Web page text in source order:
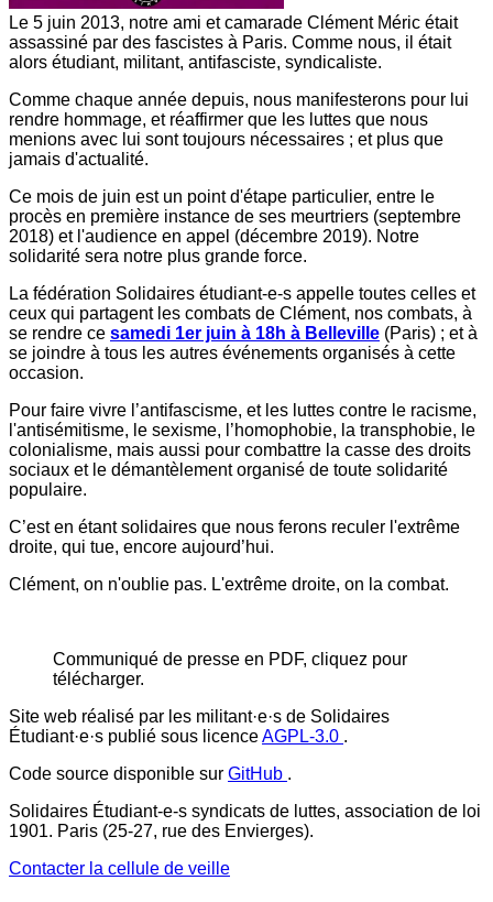
Le 5 juin 2013, notre ami et camarade Clément Méric était
assassiné par des fascistes à Paris. Comme nous, il était
alors étudiant, militant, antifasciste, syndicaliste.
Comme chaque année depuis, nous manifesterons pour lui
rendre hommage, et réaffirmer que les luttes que nous
menions avec lui sont toujours nécessaires ; et plus que
jamais d'actualité.
Ce mois de juin est un point d'étape particulier, entre le
procès en première instance de ses meurtriers (septembre
2018) et l'audience en appel (décembre 2019). Notre
solidarité sera notre plus grande force.
La fédération Solidaires étudiant-e-s appelle toutes celles et
ceux qui partagent les combats de Clément, nos combats, à
se rendre ce samedi 1er juin à 18h à Belleville (Paris) ; et à
se joindre à tous les autres événements organisés à cette
occasion.
Pour faire vivre l’antifascisme, et les luttes contre le racisme,
l'antisémitisme, le sexisme, l’homophobie, la transphobie, le
colonialisme, mais aussi pour combattre la casse des droits
sociaux et le démantèlement organisé de toute solidarité
populaire.
C’est en étant solidaires que nous ferons reculer l'extrême
droite, qui tue, encore aujourd’hui.
Clément, on n'oublie pas. L'extrême droite, on la combat.
Communiqué de presse en PDF, cliquez pour
télécharger.
Site web réalisé par les militant·e·s de Solidaires
Étudiant·e·s publié sous licenceAGPL-3.0 .
Code source disponible sur GitHub .
Solidaires Étudiant-e-s syndicats de luttes, association de loi
1901. Paris (25-27, rue des Envierges).
Contacter la cellule de veille